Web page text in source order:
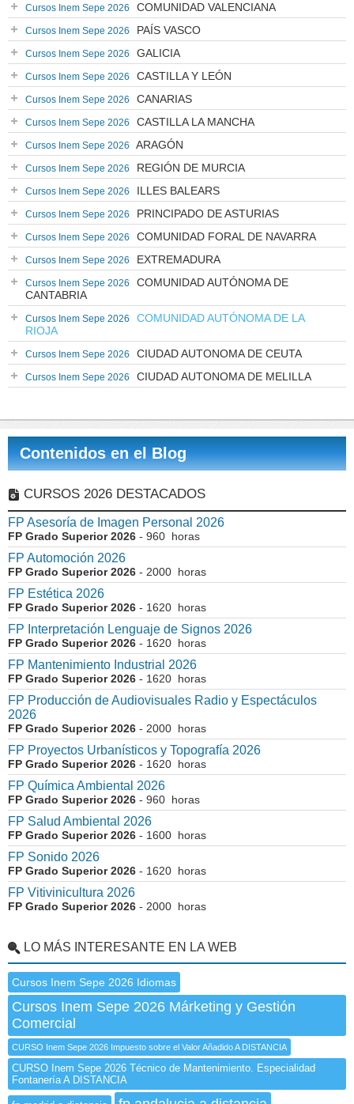
Cursos Inem Sepe 2026 COMUNIDAD VALENCIANA
Cursos Inem Sepe 2026 PAÍS VASCO
Cursos Inem Sepe 2026 GALICIA
Cursos Inem Sepe 2026 CASTILLA Y LEÓN
Cursos Inem Sepe 2026 CANARIAS
Cursos Inem Sepe 2026 CASTILLA LA MANCHA
Cursos Inem Sepe 2026 ARAGÓN
Cursos Inem Sepe 2026 REGIÓN DE MURCIA
Cursos Inem Sepe 2026 ILLES BALEARS
Cursos Inem Sepe 2026 PRINCIPADO DE ASTURIAS
Cursos Inem Sepe 2026 COMUNIDAD FORAL DE NAVARRA
Cursos Inem Sepe 2026 EXTREMADURA
Cursos Inem Sepe 2026
COMUNIDAD AUTÓNOMA DE
CANTABRIA
Cursos Inem Sepe 2026
COMUNIDAD AUTÓNOMA DE LA
RIOJA
Cursos Inem Sepe 2026 CIUDAD AUTONOMA DE CEUTA
Cursos Inem Sepe 2026 CIUDAD AUTONOMA DE MELILLA
Contenidos en el Blog
CURSOS 2026 DESTACADOS
FP Asesoría de Imagen Personal 2026
FP Grado Superior 2026 - 960 horas
FP Automoción 2026
FP Grado Superior 2026 - 2000 horas
FP Estética 2026
FP Grado Superior 2026 - 1620 horas
FP Interpretación Lenguaje de Signos 2026
FP Grado Superior 2026 - 1620 horas
FP Mantenimiento Industrial 2026
FP Grado Superior 2026 - 1620 horas
FP Producción de Audiovisuales Radio y Espectáculos
2026
FP Grado Superior 2026 - 2000 horas
FP Proyectos Urbanísticos y Topografía 2026
FP Grado Superior 2026 - 1620 horas
FP Química Ambiental 2026
FP Grado Superior 2026 - 960 horas
FP Salud Ambiental 2026
FP Grado Superior 2026 - 1600 horas
FP Sonido 2026
FP Grado Superior 2026 - 1620 horas
FP Vitivinicultura 2026
FP Grado Superior 2026 - 2000 horas
LO MÁS INTERESANTE EN LA WEB
Cursos Inem Sepe 2026 Idiomas
Cursos Inem Sepe 2026 Márketing y Gestión
Comercial
CURSO Inem Sepe 2026 Impuesto sobre el Valor Añadido A DISTANCIA
CURSO Inem Sepe 2026 Técnico de Mantenimiento. Especialidad
Fontanería A DISTANCIA